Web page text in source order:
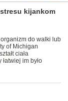
kijankom
do walki lub
of Michigan
ciała
im było